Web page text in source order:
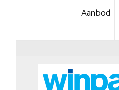
Aanbod